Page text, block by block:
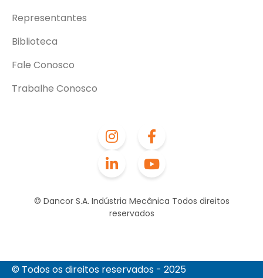
© Dancor S.A. Indústria Mecânica Todos direitos
reservados
Representantes
Biblioteca
Fale Conosco
Trabalhe Conosco
© Todos os direitos reservados - 2025